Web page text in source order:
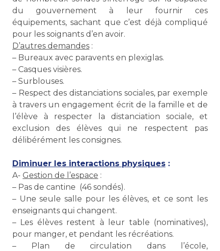
du gouvernement à leur fournir ces
équipements, sachant que c’est déjà compliqué
pour les soignants d’en avoir.
D’autres demandes :
– Bureaux avec paravents en plexiglas.
– Casques visières.
– Surblouses.
– Respect des distanciations sociales, par exemple
à travers un engagement écrit de la famille et de
l’élève à respecter la distanciation sociale, et
exclusion des élèves qui ne respectent pas
délibérément les consignes.
Diminuer les interactions physiques :
A- Gestion de l’espace :
– Pas de cantine (46 sondés).
– Une seule salle pour les élèves, et ce sont les
enseignants qui changent.
– Les élèves restent à leur table (nominatives),
pour manger, et pendant les récréations.
– Plan de circulation dans l’école,